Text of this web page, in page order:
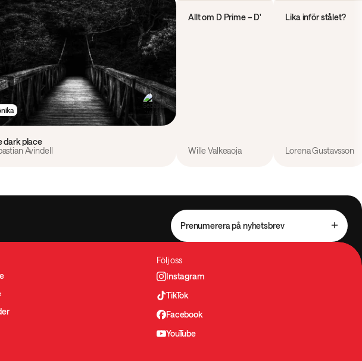
dark place
Avindell
Allt om D Prime – D'
Wille Valkeaoja
Lika inför stålet?
Lorena Gustavsson
Prenumerera på nyhetsbrev
Följ oss
Instagram
TikTok
Facebook
YouTube